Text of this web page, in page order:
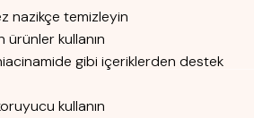
nazikçe temizleyin
kullanın
gibi içeriklerden destek
kullanın